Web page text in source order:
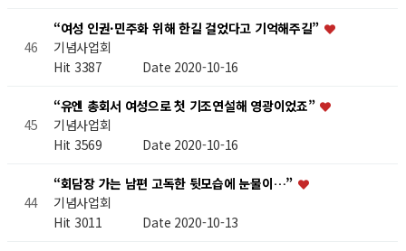
46
“여성 인권·민주화 위해 한길 걸었다고 기억해주길”
기념사업회
Hit 3387 Date 2020-10-16
45
“유엔 총회서 여성으로 첫 기조연설해 영광이었죠”
기념사업회
Hit 3569 Date 2020-10-16
44
“회담장 가는 남편 고독한 뒷모습에 눈물이…”
기념사업회
Hit 3011 Date 2020-10-13